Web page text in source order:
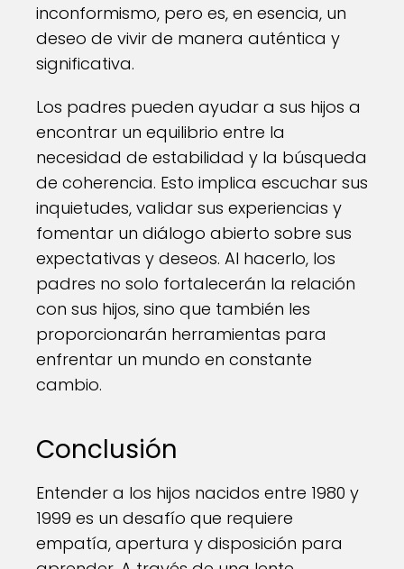
inconformismo, pero es, en esencia, un
deseo de vivir de manera auténtica y
significativa.
Los padres pueden ayudar a sus hijos a
encontrar un equilibrio entre la
necesidad de estabilidad y la búsqueda
de coherencia. Esto implica escuchar sus
inquietudes, validar sus experiencias y
fomentar un diálogo abierto sobre sus
expectativas y deseos. Al hacerlo, los
padres no solo fortalecerán la relación
con sus hijos, sino que también les
proporcionarán herramientas para
enfrentar un mundo en constante
cambio.
Conclusión
Entender a los hijos nacidos entre 1980 y
1999 es un desafío que requiere
empatía, apertura y disposición para